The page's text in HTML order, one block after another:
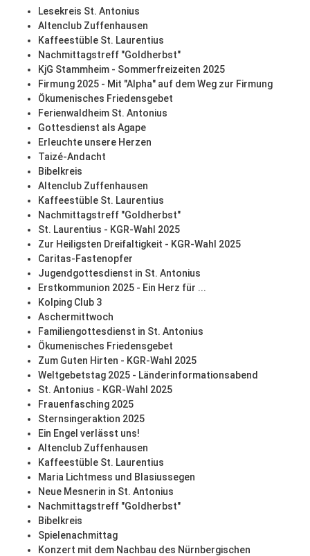
Lesekreis St. Antonius
Altenclub Zuffenhausen
Kaffeestüble St. Laurentius
Nachmittagstreff "Goldherbst"
KjG Stammheim - Sommerfreizeiten 2025
Firmung 2025 - Mit "Alpha" auf dem Weg zur Firmung
Ökumenisches Friedensgebet
Ferienwaldheim St. Antonius
Gottesdienst als Agape
Erleuchte unsere Herzen
Taizé-Andacht
Bibelkreis
Altenclub Zuffenhausen
Kaffeestüble St. Laurentius
Nachmittagstreff "Goldherbst"
St. Laurentius - KGR-Wahl 2025
Zur Heiligsten Dreifaltigkeit - KGR-Wahl 2025
Caritas-Fastenopfer
Jugendgottesdienst in St. Antonius
Erstkommunion 2025 - Ein Herz für ...
Kolping Club 3
Aschermittwoch
Familiengottesdienst in St. Antonius
Ökumenisches Friedensgebet
Zum Guten Hirten - KGR-Wahl 2025
Weltgebetstag 2025 - Länderinformationsabend
St. Antonius - KGR-Wahl 2025
Frauenfasching 2025
Sternsingeraktion 2025
Ein Engel verlässt uns!
Altenclub Zuffenhausen
Kaffeestüble St. Laurentius
Maria Lichtmess und Blasiussegen
Neue Mesnerin in St. Antonius
Nachmittagstreff "Goldherbst"
Bibelkreis
Spielenachmittag
Konzert mit dem Nachbau des Nürnbergischen